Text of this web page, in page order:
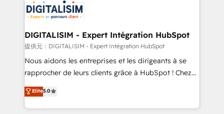
team of 25+ experts Contact us today to help you
get more from your investment in HubSpot.
Implementation partner, we provide expertise to
drive your business forward. Since 2015 we are fully
dedicated to HubSpot and with an experienced
team (50+), we work with reputable companies in
B2B sectors such as manufacturing, SaaS and
business services. We prepare a customized
impact of your digital transformation, including a
detailed financial rationale with a focus on ROI and
DIGITALISIM - Expert Intégration HubSpot
提供元：DIGITALISIM - Expert Intégration HubSpot
Nous aidons les entreprises et les dirigeants à se
rapprocher de leurs clients grâce à HubSpot ! Chez
DIGITALISIM, nous avons l'intime conviction que la
réussite des entreprises passe par l’innovation web,
le marketing digital, et la relation client ! C'est
Elite5.0